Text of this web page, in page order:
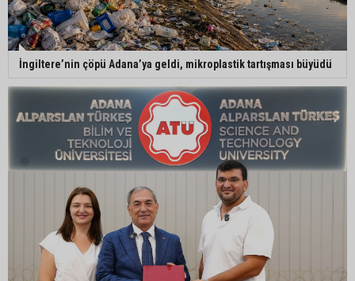
İngiltere’nin çöpü Adana’ya geldi, mikroplastik tartışması büyüdü